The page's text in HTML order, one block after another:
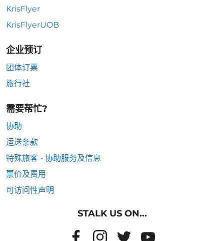
KrisFlyer
KrisFlyerUOB
企业预订
团体订票
旅行社
需要帮忙?
协助
运送条款
特殊旅客 - 协助服务及信息
票价及费用
可访问性声明
STALK US ON...